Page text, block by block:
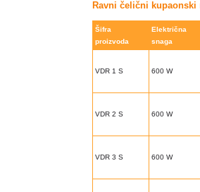
Ravni čelični
Šifra
proizvoda
Električna
snaga
VDR 1 S 600 W
VDR 2 S 600 W
VDR 3 S 600 W